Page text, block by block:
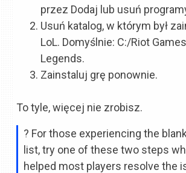
przez Dodaj lub usuń
Usuń katalog, w którym był
LoL. Domyślnie: C:/Riot
Legends.
Zainstaluj grę ponownie.
To tyle, więcej nie zrobisz.
?️ For those experiencing the
list, try one of these two steps
helped most players resolve the